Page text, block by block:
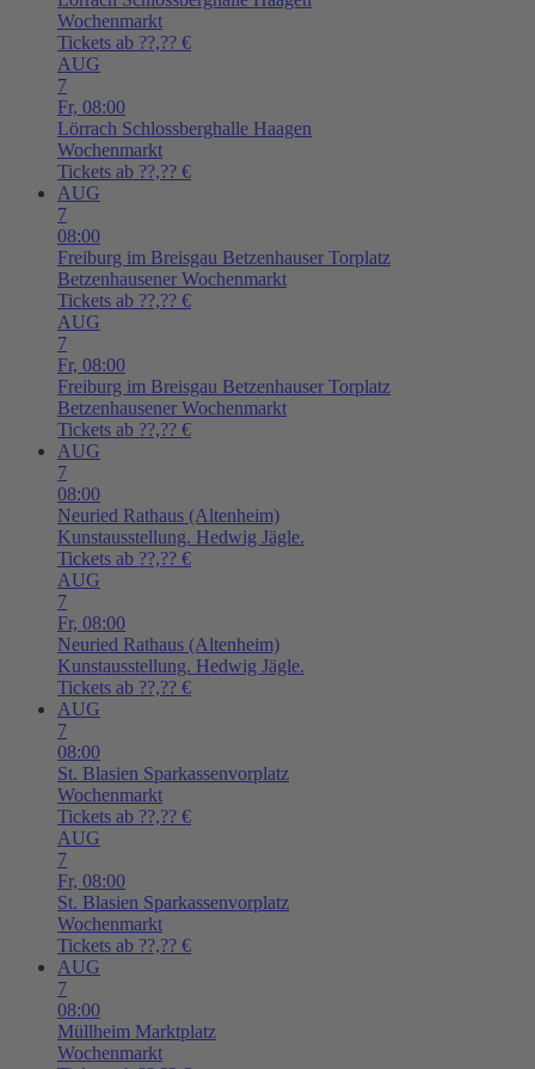
Wochenmarkt
Tickets ab ??,?? €
AUG
7
Fr, 08:00
Lörrach Schlossberghalle Haagen
Wochenmarkt
Tickets ab ??,?? €
AUG
7
08:00
Freiburg im Breisgau Betzenhauser Torplatz
Betzenhausener Wochenmarkt
Tickets ab ??,?? €
AUG
7
Fr, 08:00
Freiburg im Breisgau Betzenhauser Torplatz
Betzenhausener Wochenmarkt
Tickets ab ??,?? €
AUG
7
08:00
Neuried Rathaus (Altenheim)
Kunstausstellung. Hedwig Jägle.
Tickets ab ??,?? €
AUG
7
Fr, 08:00
Neuried Rathaus (Altenheim)
Kunstausstellung. Hedwig Jägle.
Tickets ab ??,?? €
AUG
7
08:00
St. Blasien Sparkassenvorplatz
Wochenmarkt
Tickets ab ??,?? €
AUG
7
Fr, 08:00
St. Blasien Sparkassenvorplatz
Wochenmarkt
Tickets ab ??,?? €
AUG
7
08:00
Müllheim Marktplatz
Wochenmarkt